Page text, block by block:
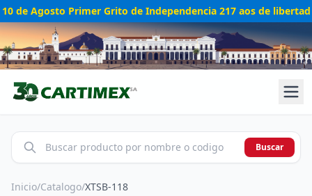
10 de Agosto Primer Grito de Independencia 217 aos de libertad
Buscar
Inicio/Catalogo/XTSB-118